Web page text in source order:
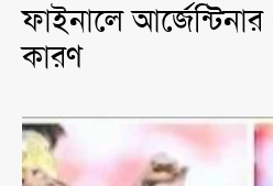
ফাইনালে
কারণ